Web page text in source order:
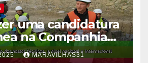
uma candidatura
na Companhia
de
MARAVILHAS31